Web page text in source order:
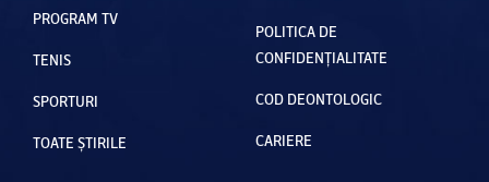
PROGRAM TV
TENIS
SPORTURI
TOATE ȘTIRILE
POLITICA DE
CONFIDENȚIALITATE
COD DEONTOLOGIC
CARIERE